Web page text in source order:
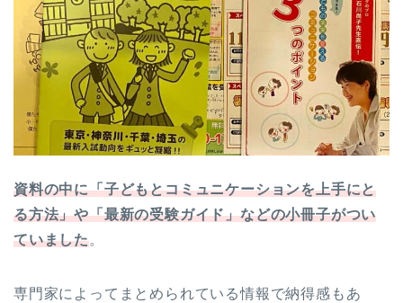
資料の中に「子どもとコミュニケーションを上手にと
る方法」や「最新の受験ガイド」などの小冊子がつい
ていました。
専門家によってまとめられている情報で納得感もあ